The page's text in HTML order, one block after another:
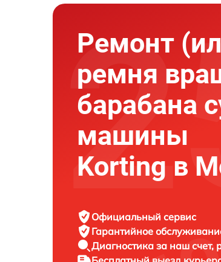
Ремонт
ремня
барабана
машины
Korting в
Официальный сервис
Гарантийное
Диагностика за наш счет,